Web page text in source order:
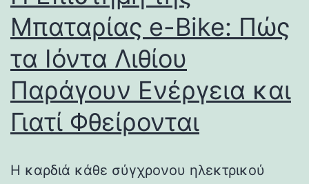
Μπαταρίας e-Bike: Πώς
τα Ιόντα Λιθίου
Παράγουν Ενέργεια και
Γιατί Φθείρονται
Η καρδιά κάθε σύγχρονου ηλεκτρικού